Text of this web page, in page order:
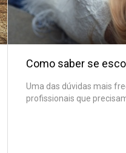
Como saber se
Uma das dúvidas mais
profissionais que